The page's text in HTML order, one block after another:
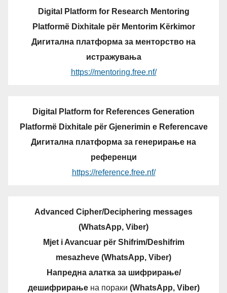
Digital Platform for Research Mentoring
Platformë Dixhitale për Mentorim Kërkimor
Дигитална платформа за менторство на
истражувања
https://mentoring.free.nf/
Digital Platform for References Generation
Platformë Dixhitale për Gjenerimin e Referencave
Дигитална платформа за генерирање на
референци
https://reference.free.nf/
Advanced Cipher/Deciphering messages
(WhatsApp, Viber)
Mjet i Avancuar për Shifrim/Deshifrim
mesazheve (WhatsApp, Viber)
Напредна алатка за шифрирање/
дешифрирањена пораки (WhatsApp, Viber)